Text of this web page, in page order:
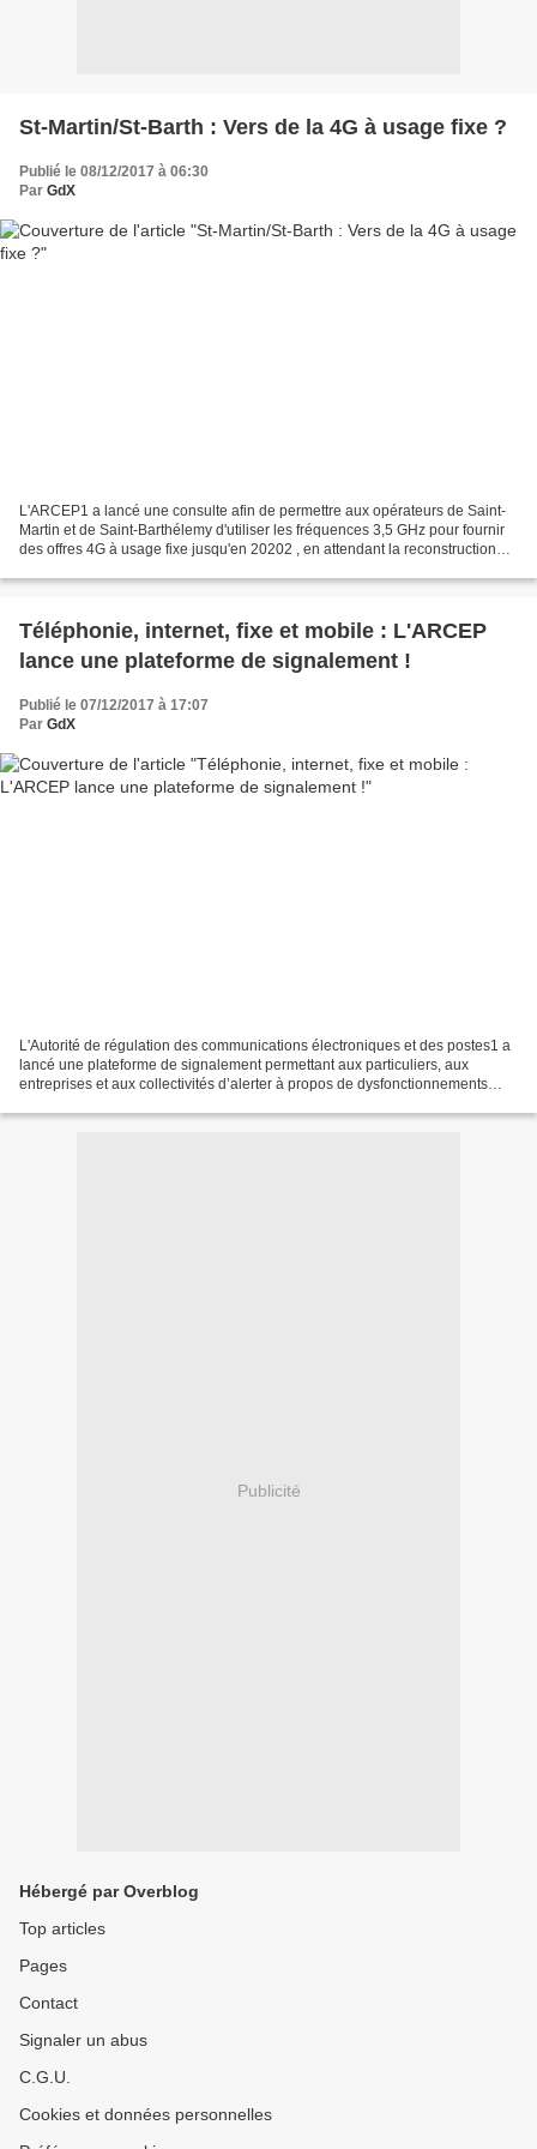
St-Martin/St-Barth : Vers de la 4G à usage fixe ?
Publié le 08/12/2017 à 06:30
Par GdX
L'ARCEP1 a lancé une consulte afin de permettre aux opérateurs de Saint-
Martin et de Saint-Barthélemy d'utiliser les fréquences 3,5 GHz pour fournir
des offres 4G à usage fixe jusqu'en 20202 , en attendant la reconstruction
Téléphonie, internet, fixe et mobile : L'ARCEP
lance une plateforme de signalement !
Publié le 07/12/2017 à 17:07
Par GdX
L'Autorité de régulation des communications électroniques et des postes1 a
lancé une plateforme de signalement permettant aux particuliers, aux
entreprises et aux collectivités d’alerter à propos de dysfonctionnements
Publicité
Hébergé par Overblog
Top articles
Pages
Contact
Signaler un abus
C.G.U.
Cookies et données personnelles